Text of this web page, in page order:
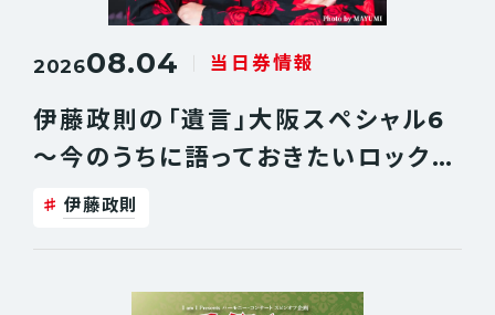
202608.04 当日券情報
伊藤政則の「遺言」大阪スペシャル6
〜今のうちに語っておきたいロックの
歴史がある〜 当日券情報
伊藤政則